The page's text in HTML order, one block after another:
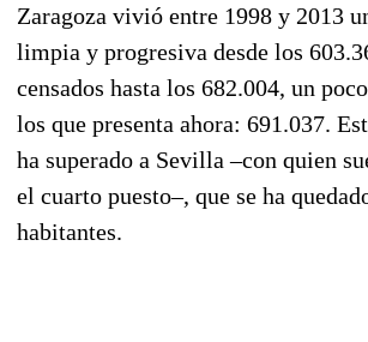
Zaragoza vivió entre 1998 y 2013
limpia y progresiva desde los
censados hasta los 682.004, un
los que presenta ahora: 691.037.
ha superado a Sevilla –con quien
el cuarto puesto–, que se ha
habitantes.